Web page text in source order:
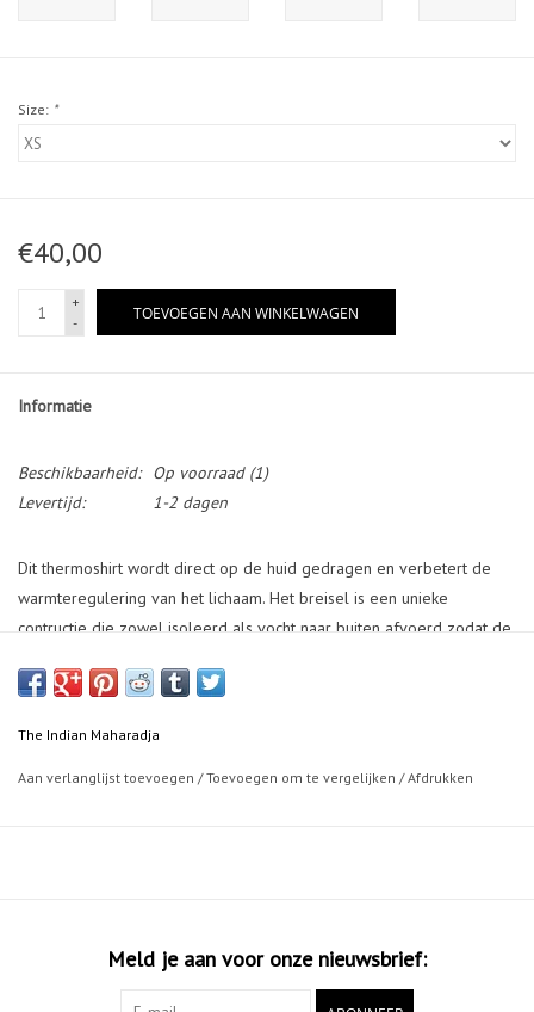
Size: *
€40,00
+
-
TOEVOEGEN AAN WINKELWAGEN
Informatie
Beschikbaarheid: Op voorraad(1)
Levertijd:
1-2 dagen
Dit thermoshirt wordt direct op de huid gedragen en verbetert de
warmteregulering van het lichaam. Het breisel is een unieke
contructie die zowel isoleerd als vocht naar buiten afvoerd zodat de
56% nylon, 34% polyester, 10% elasthan
The Indian Maharadja
Aan verlanglijst toevoegen /Toevoegen om te vergelijken /Afdrukken
Meld je aan voor onze nieuwsbrief: